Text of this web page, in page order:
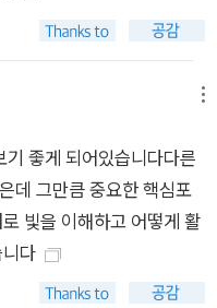
좋게 되어있습니다다른
데 그만큼 중요한 핵심포
빛을 이해하고 어떻게 활
다